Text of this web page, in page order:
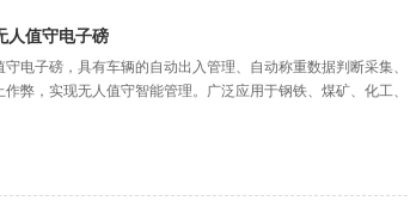
人值守电子磅
电子磅，具有车辆的自动出入管理、自动称重数据判断采集、
弊，实现无人值守智能管理。广泛应用于钢铁、煤矿、化工、